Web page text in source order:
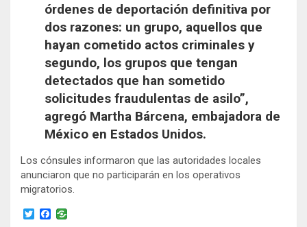
órdenes de deportación definitiva por
dos razones: un grupo, aquellos que
hayan cometido actos criminales y
segundo, los grupos que tengan
detectados que han sometido
solicitudes fraudulentas de asilo”,
agregó Martha Bárcena, embajadora de
México en Estados Unidos.
Los cónsules informaron que las autoridades locales
anunciaron que no participarán en los operativos
migratorios.
T
F